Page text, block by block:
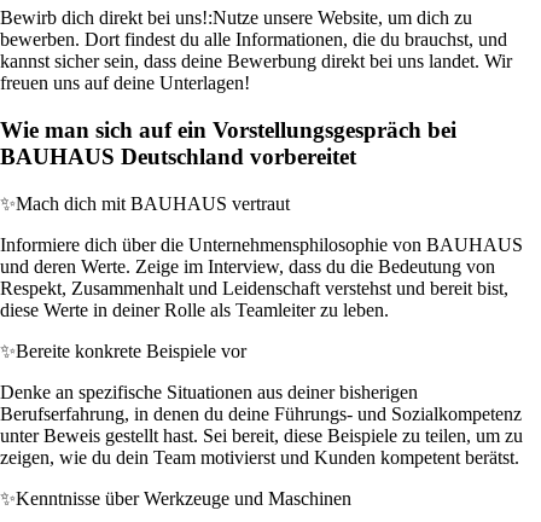
Bewirb dich direkt bei uns!:Nutze unsere Website, um dich zu
bewerben. Dort findest du alle Informationen, die du brauchst, und
kannst sicher sein, dass deine Bewerbung direkt bei uns landet. Wir
freuen uns auf deine Unterlagen!
Wie man sich auf ein Vorstellungsgespräch bei
BAUHAUS Deutschland vorbereitet
✨Mach dich mit BAUHAUS vertraut
Informiere dich über die Unternehmensphilosophie von BAUHAUS
und deren Werte. Zeige im Interview, dass du die Bedeutung von
Respekt, Zusammenhalt und Leidenschaft verstehst und bereit bist,
diese Werte in deiner Rolle als Teamleiter zu leben.
✨Bereite konkrete Beispiele vor
Denke an spezifische Situationen aus deiner bisherigen
Berufserfahrung, in denen du deine Führungs- und Sozialkompetenz
unter Beweis gestellt hast. Sei bereit, diese Beispiele zu teilen, um zu
zeigen, wie du dein Team motivierst und Kunden kompetent berätst.
✨Kenntnisse über Werkzeuge und Maschinen